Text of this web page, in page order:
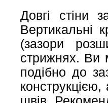
Довгі стіни
Вертикальні
(зазори
стрижнях. Ви
подібно до